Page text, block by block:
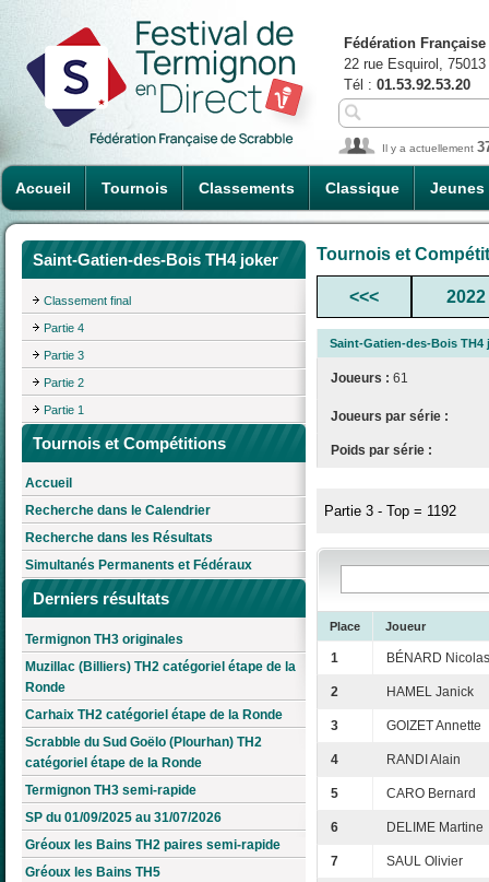
Accueil Tournois Classements Classique Jeunes
Fédération
22 rue Esquirol,
Tél : 01.53.92.53.20
Il y a actuellement
Saint-Gatien-des-Bois TH4 joker
Classement final
Partie 4
Partie 3
Partie 2
Partie 1
Tournois et Compétitions
Accueil
Recherche dans le Calendrier
Recherche dans les Résultats
Simultanés Permanents et Fédéraux
Derniers résultats
Termignon TH3 originales
Muzillac (Billiers) TH2 catégoriel étape de la
Ronde
Carhaix TH2 catégoriel étape de la Ronde
Scrabble du Sud Goëlo (Plourhan) TH2
catégoriel étape de la Ronde
Termignon TH3 semi-rapide
SP du 01/09/2025 au 31/07/2026
Gréoux les Bains TH2 paires semi-rapide
Gréoux les Bains TH5
Tournois et
<<< 2022
Saint-Gatien-des-Bois TH4
Joueurs : 61
Joueurs par série :
Poids par série :
Partie 3 - Top = 1192
Place Joueur
1 BÉNARD Nicolas
2 HAMEL Janick
3 GOIZET Annette
4 RANDI Alain
5 CARO Bernard
6 DELIME Martine
7 SAUL Olivier